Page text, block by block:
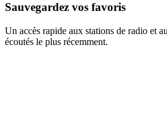
Sauvegardez vos favoris
Un accès rapide aux stations de radio et
écoutés le plus récemment.